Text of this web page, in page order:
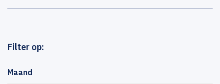
Filter op:
Maand